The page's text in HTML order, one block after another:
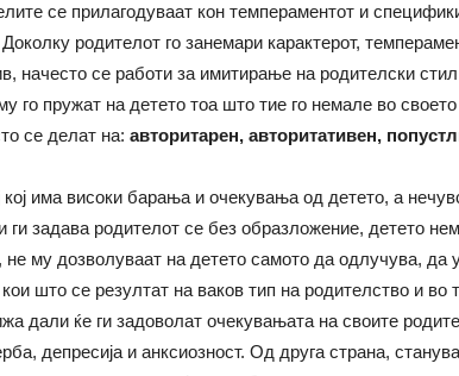
се прилагодуваат кон темпераментот и
родителот го занемари карактерот,
начесто се работи за имитирање на родителски
го пружат на детето тоа што тие го немале во
се делат на: авторитарен, авторитативен,
има високи барања и очекувања од детето, а
ги задава родителот се без образложение, детето
не му дозволуваат на детето самото да одлучува, да
што се резултат на ваков тип на родителство и во
дали ќе ги задоволат очекувањата на своите
депресиjа и анксиозност. Од друга страна,